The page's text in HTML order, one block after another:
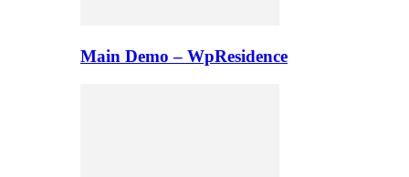
Main Demo – WpResidence